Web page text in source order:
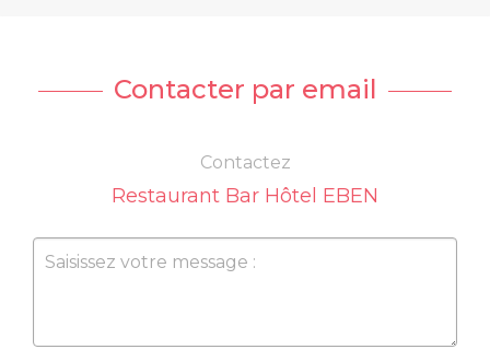
Contacter par email
Contactez
Restaurant Bar Hôtel EBEN